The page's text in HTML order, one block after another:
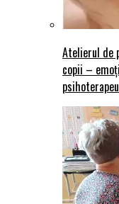
Atelierul de
copii –